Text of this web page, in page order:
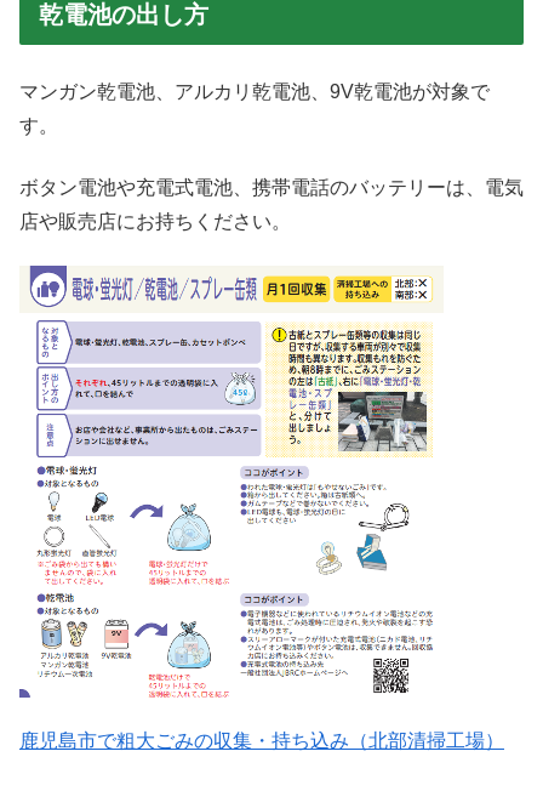
乾電池の出し方
マンガン乾電池、アルカリ乾電池、9V乾電池が対象で
す。
ボタン電池や充電式電池、携帯電話のバッテリーは、電気
店や販売店にお持ちください。
鹿児島市で粗大ごみの収集・持ち込み（北部清掃工場）